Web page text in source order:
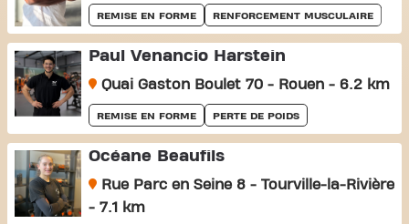
REMISE EN FORME RENFORCEMENT MUSCULAIRE
Paul Venancio Harstein
Quai Gaston Boulet 70 - Rouen - 6.2 km
REMISE EN FORME PERTE DE POIDS
Océane Beaufils
Rue Parc en Seine 8 - Tourville-la-Rivière
- 7.1 km